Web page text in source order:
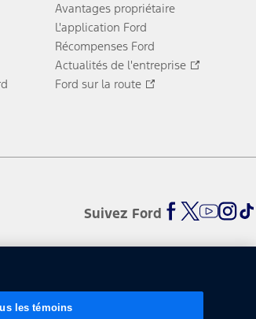
Avantages propriétaire
L'application Ford
Récompenses Ford
Actualités de l'entreprise
Ford sur la route
Suivez Ford
les témoins